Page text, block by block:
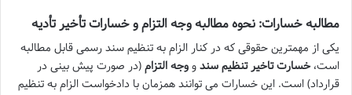
مطالبه خسارات: نحوه مطالبه وجه التزام و خسارات تأخیر تأدیه
یکی از مهمترین حقوقی که در کنار الزام به تنظیم سند رسمی قابل مطالبه
است،خسارت تاخیر تنظیم سندووجه التزام(در صورت پیش بینی در
قرارداد) است. این خسارات می توانند همزمان با دادخواست الزام به تنظیم